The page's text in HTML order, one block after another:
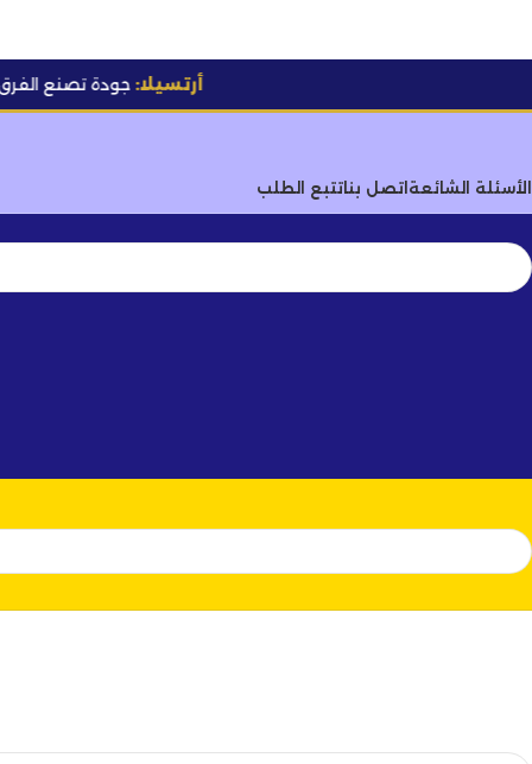
✨ أرتسيلا:جودة تصنع الفرق
تتبع الطلباتصل بنا الأسئلة الشائعة